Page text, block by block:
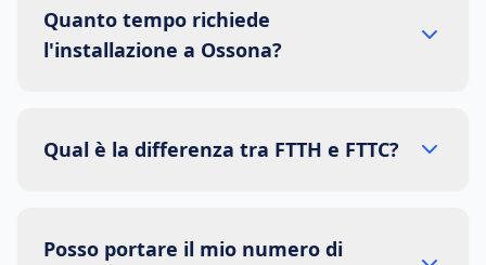
Quanto tempo richiede
l'installazione a Ossona?
Qual è la differenza tra FTTH e FTTC?
Posso portare il mio numero di